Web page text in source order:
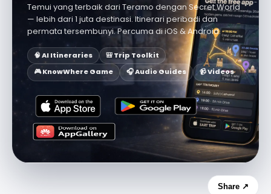
Temui yang terbaik dari Teramo dengan Secret World
— lebih dari 1 juta destinasi. Itinerari peribadi dan
permata tersembunyi. Percuma di iOS & Android.
🧠 AI Itineraries
🎒 Trip Toolkit
🎮 KnowWhere Game
🎧 Audio Guides 📹 Videos
Share ↗